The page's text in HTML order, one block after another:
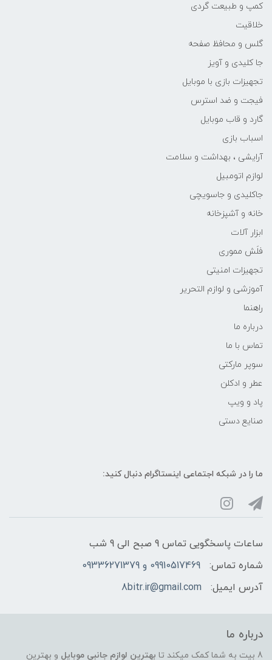
کمپ و طبیعت گردی
خلاقیت
گلس و محافظ صفحه
جا کلیدی و آویز
تجهیزات بازی با موبایل
فیجت و ضد استرس
گارد و قاب موبایل
اسباب بازی
آرایشی ، بهداشت و سلامت
لوازم اتومبیل
جاکلیدی و جاسویچی
خانه و آشپزخانه
ابزار آلات
فلَش مموری
تجهیزات امنیتی
آموزشی و لوازم التحریر
راهنما
درباره ما
تماس با ما
سوپر مارکتی
عطر و ادکلن
پاد و ویپ
صنایع دستی
ما را در شبکه‌ اجتماعی اینستاگرام دنبال کنید:
ساعات پاسخگویی تماس 9 صبح الی 9 شب
شماره تماس:
09910517469 و 09336271379
آدرس ایمیل:
8bitr.ir@gmail.com
درباره ما
8 بیت به شما کمک میکند تا بهترین لوازم جانبی موبایل و بهترین